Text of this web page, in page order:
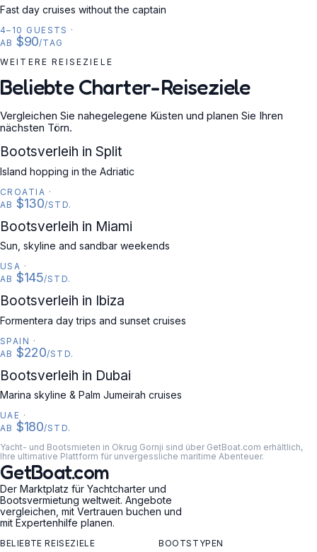
Fast day cruises without the captain
4–10 GUESTS ·
AB $90/TAG
WEITERE REISEZIELE
Beliebte Charter-Reiseziele
Vergleichen Sie nahegelegene Küsten und planen Sie Ihren
nächsten Törn.
CROATIA
Bootsverleih in Split
Island hopping in the Adriatic
CROATIA ·
AB $130/STD.
USA
Bootsverleih in Miami
Sun, skyline and sandbar weekends
USA ·
AB $145/STD.
SPAIN
Bootsverleih in Ibiza
Formentera day trips and sunset cruises
SPAIN ·
AB $220/STD.
UAE
Bootsverleih in Dubai
Marina skyline & Palm Jumeirah cruises
UAE ·
AB $180/STD.
Yacht- und Bootsmieten in Okrug Gornji sind über GetBoat.com erhältlich,
Ihre ultimative Plattform für unvergessliche maritime Abenteuer.
GetBoat.com
Der Marktplatz für Yachtcharter und
Bootsvermietung weltweit. Angebote
vergleichen, mit Vertrauen buchen und
mit Expertenhilfe planen.
BELIEBTE REISEZIELE BOOTSTYPEN